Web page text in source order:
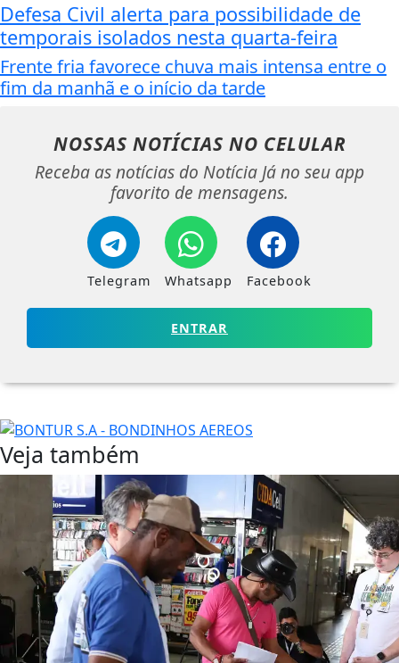
Defesa Civil alerta para possibilidade de
temporais isolados nesta quarta-feira
Frente fria favorece chuva mais intensa entre o
fim da manhã e o início da tarde
NOSSAS NOTÍCIAS NO CELULAR
Receba as notícias do Notícia Já no seu app
favorito de mensagens.
Telegram Whatsapp Facebook
ENTRAR
Veja também